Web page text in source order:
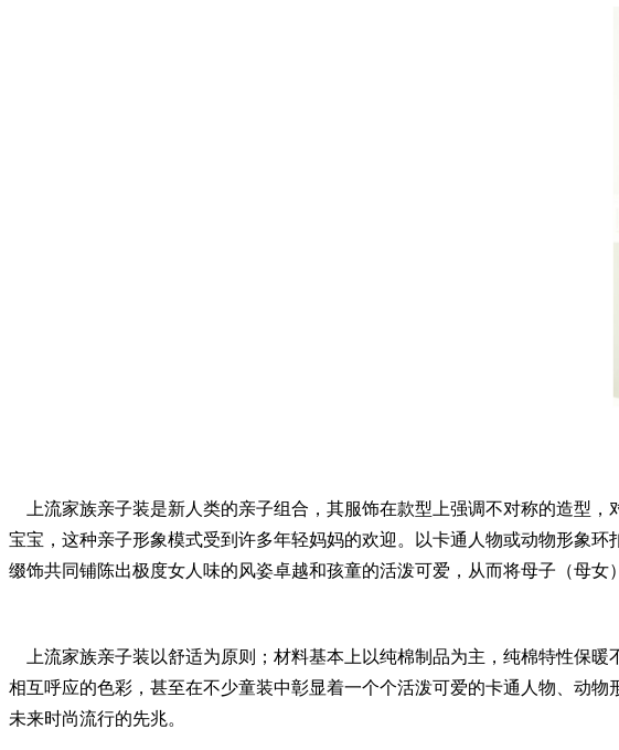
上流家族亲子装是新人类的亲子组合，其服饰在款型上强调不对称的造型
宝宝，这种亲子形象模式受到许多年轻妈妈的欢迎。以卡通人物或动物形象
缀饰共同铺陈出极度女人味的风姿卓越和孩童的活泼可爱，从而将母子（母女
上流家族亲子装以舒适为原则；材料基本上以纯棉制品为主，纯棉特性保暖
相互呼应的色彩，甚至在不少童装中彰显着一个个活泼可爱的卡通人物、动
未来时尚流行的先兆。